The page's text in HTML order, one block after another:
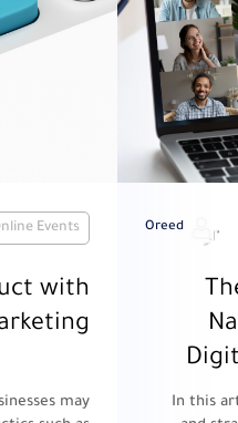
Oreed
In this
Events
with
may